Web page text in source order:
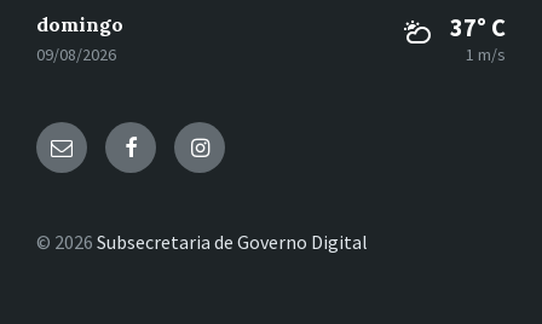
domingo
09/08/2026
37° C
1 m/s
E- FacebookInstagram
© 2026 Subsecretaria de Governo Digital